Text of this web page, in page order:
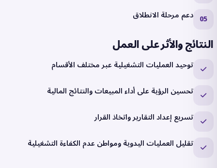
05 دعم مرحلة الانطلاق
النتائج والأثر على العمل
توحيد العمليات التشغيلية عبر مختلف الأقسام
تحسين الرؤية على أداء المبيعات والنتائج المالية
تسريع إعداد التقارير واتخاذ القرار
تقليل العمليات اليدوية ومواطن عدم الكفاءة التشغيلية